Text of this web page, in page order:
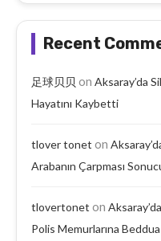
Recent
足球贝贝 on Aksaray’da
Hayatını Kaybetti
tlover tonet on
Arabanın Çarpması
tlovertonet on
Polis Memurlarına Beddua